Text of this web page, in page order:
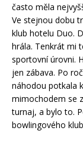
často měla
Ve stejnou dobu
klub hotelu Duo.
hrála. Tenkrát mi
sportovní úrovni.
jen zábava. Po
náhodou potkala
mimochodem se
turnaj, a bylo to.
bowlingového